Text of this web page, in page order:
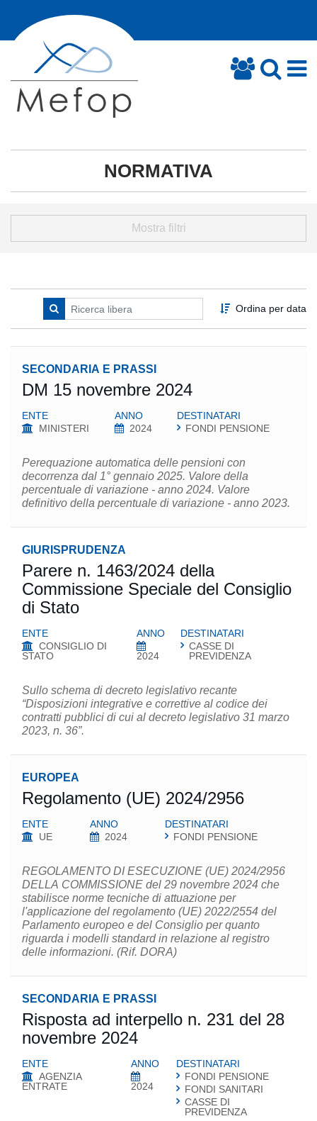
NORMATIVA
Mostra filtri
Ordina per data
SECONDARIA E PRASSI
DM 15 novembre 2024
ENTE
MINISTERI
ANNO
2024
DESTINATARI
FONDI PENSIONE
Perequazione automatica delle pensioni con
decorrenza dal 1° gennaio 2025. Valore della
percentuale di variazione - anno 2024. Valore
definitivo della percentuale di variazione - anno 2023.
GIURISPRUDENZA
Parere n. 1463/2024 della
Commissione Speciale del Consiglio
di Stato
ENTE
CONSIGLIO DI
STATO
ANNO
2024
DESTINATARI
CASSE DI
PREVIDENZA
Sullo schema di decreto legislativo recante
“Disposizioni integrative e correttive al codice dei
contratti pubblici di cui al decreto legislativo 31 marzo
2023, n. 36”.
EUROPEA
Regolamento (UE) 2024/2956
ENTE
UE
ANNO
2024
DESTINATARI
FONDI PENSIONE
REGOLAMENTO DI ESECUZIONE (UE) 2024/2956
DELLA COMMISSIONE del 29 novembre 2024 che
stabilisce norme tecniche di attuazione per
l'applicazione del regolamento (UE) 2022/2554 del
Parlamento europeo e del Consiglio per quanto
riguarda i modelli standard in relazione al registro
delle informazioni. (Rif. DORA)
SECONDARIA E PRASSI
Risposta ad interpello n. 231 del 28
novembre 2024
ENTE
AGENZIA
ENTRATE
ANNO
2024
DESTINATARI
FONDI PENSIONE
FONDI SANITARI
CASSE DI
PREVIDENZA